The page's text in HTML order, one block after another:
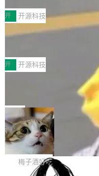
MPComm将作为一种传输引
ENT，实现零拷贝传输性能提
传输性能最高提升5倍。UCL-
于自研UCL-Engine通信引擎
持续开源更多基于UCL-
件。 腾讯网平团队在UCL-
个独立于业务线程的全局通
型案例入选名单》，深信服“
开源 AI 编程平台 CoStrict 应
创新与落地成效成功入选。
助力企业AI研发安全落地 当
经开始引入 AI Coding 工具
型或企业内部部署模型提升
Coding 从个人辅助工具逐步
级应用，企业在规模化落地
可控性和代码质量提出了更
安全与合规要求。对于大多
有云模型能够满足快速试用
但对于金融、能源、医疗等
开 开源科技
深信服AI算力网关入选工信
前不久，工业和信息化部正
智能应用典型案例名单》，
各领域的应用成果，覆盖技
产品应用、支撑保障、专题
AI算力网关（AI创新平台）
各业的Agent走向规模化建
渐丰富，用户关注的重点也
让AI用起来，还要进一步看
Token花在哪里、算力是否被
续增长的AI成本该如何优化
正是围绕这些实际问题，从
开 开源科技
Jeff Dean 离开 Google：
束，一个实验室的开始
Google 员工编号 20。
Bigtable 作者之一。
Gemini 的架构师。Google
ean 在 Google 工作了 27 年
不是一个人走。一同离开的
wat（Google 员工编号 23
年的编程搭档，
局
🔥 SolonCode v2026.8.4
字体可调、22 种语言、记
打开终端就能上岗的全中文
把「看得清、用母语、记得
齐。 SolonCode 是什么
梅子酒好吃